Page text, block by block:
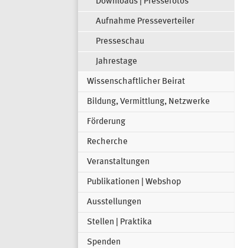
Aufnahme Presseverteiler
Presseschau
Jahrestage
Wissenschaftlicher Beirat
Bildung, Vermittlung, Netzwerke
Förderung
Recherche
Veranstaltungen
Publikationen | Webshop
Ausstellungen
Stellen | Praktika
Spenden